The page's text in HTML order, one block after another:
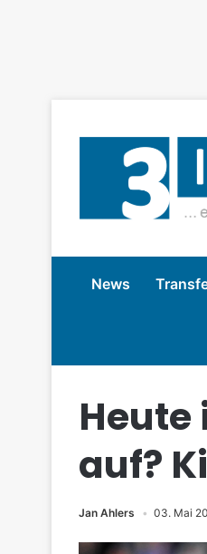
News
Heute
auf?
Jan Ahlers 03. Mai